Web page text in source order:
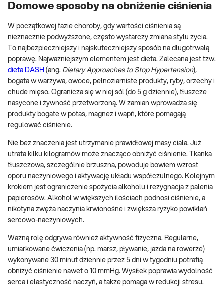
Domowe sposoby na obniżenie ciśnienia
W początkowej fazie choroby, gdy wartości ciśnienia są
nieznacznie podwyższone, często wystarczy zmiana stylu życia.
To najbezpieczniejszy i najskuteczniejszy sposób na długotrwałą
poprawę. Najważniejszym elementem jest dieta. Zalecana jest tzw.
dieta DASH (ang. Dietary Approaches to Stop Hypertension),
bogata w warzywa, owoce, pełnoziarniste produkty, ryby, orzechy i
chude mięso. Ogranicza się w niej sól (do 5 g dziennie), tłuszcze
nasycone i żywność przetworzoną. W zamian wprowadza się
produkty bogate w potas, magnez i wapń, które pomagają
regulować ciśnienie.
Nie bez znaczenia jest utrzymanie prawidłowej masy ciała. Już
utrata kilku kilogramów może znacząco obniżyć ciśnienie. Tkanka
tłuszczowa, szczególnie brzuszna, powoduje bowiem wzrost
oporu naczyniowego i aktywację układu współczulnego. Kolejnym
krokiem jest ograniczenie spożycia alkoholu i rezygnacja z palenia
papierosów. Alkohol w większych ilościach podnosi ciśnienie, a
nikotyna zwęża naczynia krwionośne i zwiększa ryzyko powikłań
sercowo-naczyniowych.
Ważną rolę odgrywa również aktywność fizyczna. Regularne,
umiarkowane ćwiczenia (np. marsz, pływanie, jazda na rowerze)
wykonywane 30 minut dziennie przez 5 dni w tygodniu potrafią
obniżyć ciśnienie nawet o 10 mmHg. Wysiłek poprawia wydolność
serca i elastyczność naczyń, a także pomaga w redukcji stresu.